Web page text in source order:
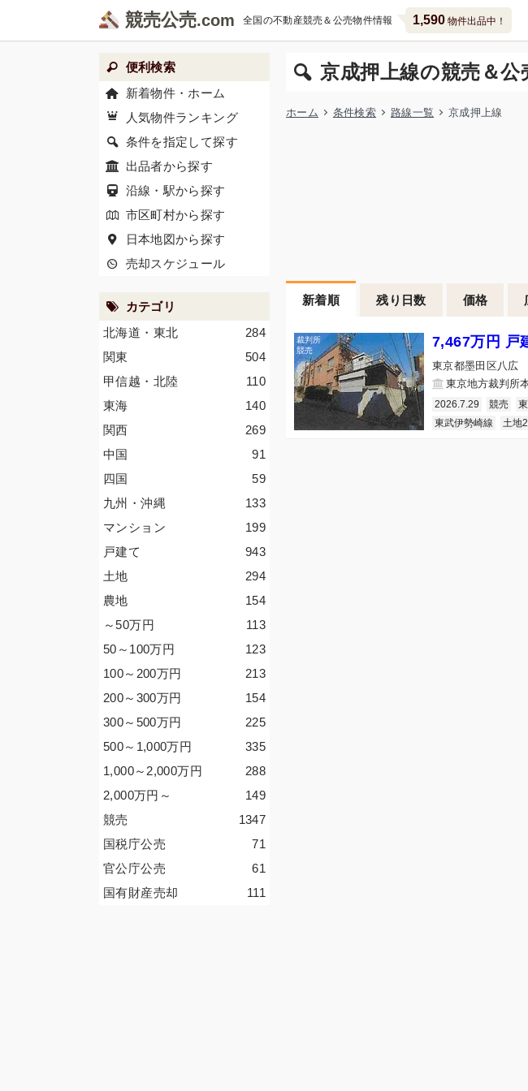
競売公売 全国の不動産競売＆公売物件情報 1,590物件出品中！
京成押上線の競売＆公
ホーム 条件検索 路線一覧 京成押上線
新着順 残り日数 価格
7,467万円 戸
東京都墨田区八広
東京地方裁判所
2026.7.29 競売
東武伊勢崎線
土地
便利検索
新着物件・ホーム
人気物件ランキング
条件を指定して探す
出品者から探す
沿線・駅から探す
市区町村から探す
日本地図から探す
売却スケジュール
カテゴリ
284
北海道・東北
504
関東
110
甲信越・北陸
140
東海
269
関西
91
中国
59
四国
133
九州・沖縄
199
マンション
943
戸建て
294
土地
154
農地
113
～50万円
123
50～100万円
213
100～200万円
154
200～300万円
225
300～500万円
335
500～1,000万円
288
1,000～2,000万円
149
2,000万円 ～
1347
競売
71
国税庁公売
61
官公庁公売
111
国有財産売却